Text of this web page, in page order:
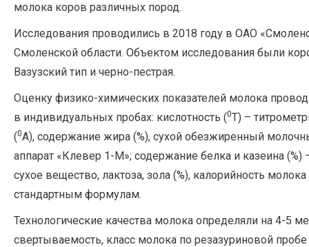
молока коров различных пород.
Исследования проводились в 2018 году в ОАО
Смоленской области. Объектом исследования были
Вазузский тип и черно-пестрая.
Оценку физико-химических показателей молока
в индивидуальных пробах: кислотность (0Т) –
(0А), содержание жира (%), сухой обезжиренный
аппарат «Клевер 1-М»; содержание белка и казеина
сухое вещество, лактоза, зола (%), калорийность
стандартным формулам.
Технологические качества молока определяли на 4-5
свертываемость, класс молока по резазуриновой